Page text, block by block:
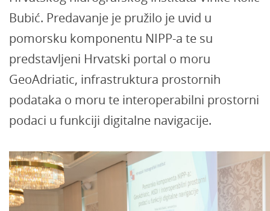
Bubić. Predavanje je pružilo je uvid u
pomorsku komponentu NIPP-a te su
predstavljeni Hrvatski portal o moru
GeoAdriatic, infrastruktura prostornih
podataka o moru te interoperabilni prostorni
podaci u funkciji digitalne navigacije.